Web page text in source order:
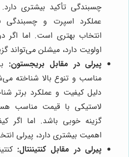
چسبندگی تأکید بیشتری دارد.
عملکرد اسپرت و چسبندگی
انتخاب بهتری است. اما اگر
اولویت دارد، میشلن می‌تواند
پیرلی در مقابل بریجستون:
مناسب و تنوع بالا شناخته
دلیل کیفیت و عملکرد برتر
لاستیکی با قیمت مناسب
گزینه خوبی باشد. اما اگر
اهمیت بیشتری دارد، پیرلی
پیرلی در مقابل کنتیننتال: